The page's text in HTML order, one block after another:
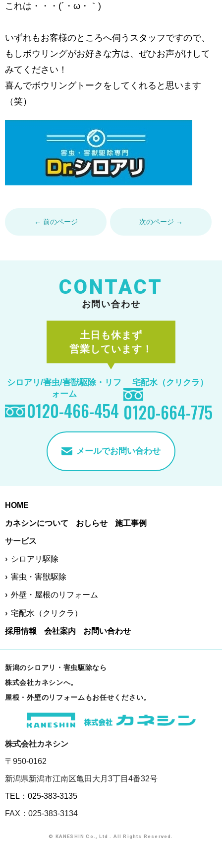
これは・・・(´・ω・｀)
いずれもお客様のところへ伺うスタッフですので、
もしボウリングがお好きな方は、ぜひお声がけして
みてください！
喜んでボウリングトークをしてくれると思います
（笑）
← 前のページ 次のページ →
CONTACT
お問い合わせ
土日も休まず
営業しています！
シロアリ/害虫/害獣駆除・リフ
ォーム
0120-466-454
宅配水（クリクラ）
0120-664-775
メールでお問い合わせ
HOME
カネシンについて おしらせ 施工事例
サービス
シロアリ駆除
害虫・害獣駆除
外壁・屋根のリフォーム
宅配水（クリクラ）
採用情報 会社案内 お問い合わせ
新潟のシロアリ・害虫駆除なら
株式会社カネシンへ。
屋根・外壁のリフォームもお任せください。
株式会社カネシン
〒950-0162
新潟県新潟市江南区亀田大月3丁目4番32号
TEL：025-383-3135
FAX：025-383-3134
© KANESHIN Co., Ltd . All Rights Reserved.